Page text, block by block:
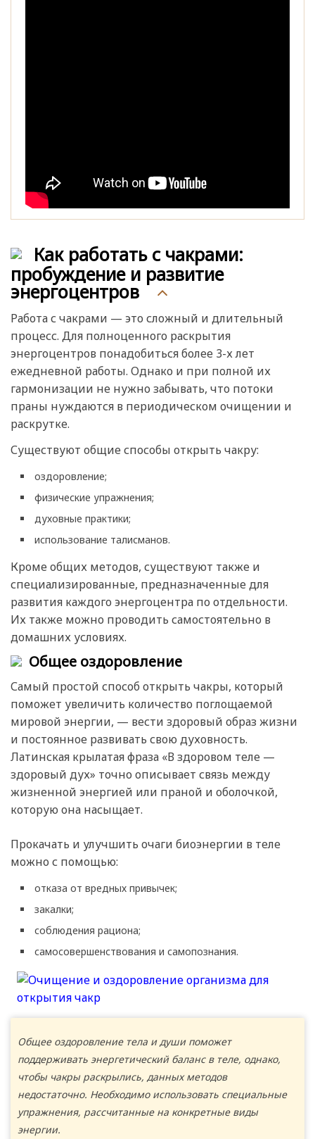
Как работать с чакрами:
пробуждение и развитие
энергоцентров
Работа с чакрами — это сложный и длительный
процесс. Для полноценного раскрытия
энергоцентров понадобиться более 3-х лет
ежедневной работы. Однако и при полной их
гармонизации не нужно забывать, что потоки
праны нуждаются в периодическом очищении и
раскрутке.
Существуют общие способы открыть чакру:
оздоровление;
физические упражнения;
духовные практики;
использование талисманов.
Кроме общих методов, существуют также и
специализированные, предназначенные для
развития каждого энергоцентра по отдельности.
Их также можно проводить самостоятельно в
домашних условиях.
Общее оздоровление
Самый простой способ открыть чакры, который
поможет увеличить количество поглощаемой
мировой энергии, — вести здоровый образ жизни
и постоянное развивать свою духовность.
Латинская крылатая фраза «В здоровом теле —
здоровый дух» точно описывает связь между
жизненной энергией или праной и оболочкой,
которую она насыщает.
Прокачать и улучшить очаги биоэнергии в теле
можно с помощью:
отказа от вредных привычек;
закалки;
соблюдения рациона;
самосовершенствования и самопознания.
Общее оздоровление тела и души поможет
поддерживать энергетический баланс в теле, однако,
чтобы чакры раскрылись, данных методов
недостаточно. Необходимо использовать специальные
упражнения, рассчитанные на конкретные виды
энергии.